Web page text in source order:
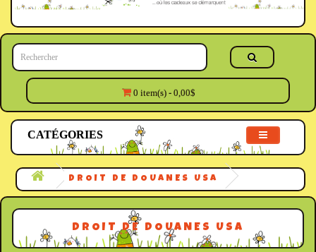
0 item(s) - 0,00$
CATÉGORIES
DROIT DE DOUANES USA
DROIT DE DOUANES USA